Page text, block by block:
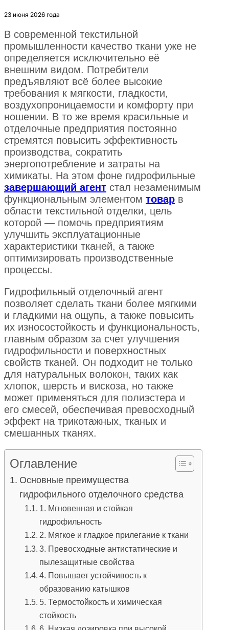
23 июня 2026 года
В современной текстильной
промышленности качество ткани уже не
определяется исключительно её
внешним видом. Потребители
предъявляют всё более высокие
требования к мягкости, гладкости,
воздухопроницаемости и комфорту при
ношении. В то же время красильные и
отделочные предприятия постоянно
стремятся повысить эффективность
производства, сократить
энергопотребление и затраты на
химикаты. На этом фоне гидрофильные
завершающий агент стал незаменимым
функциональным элементом товар в
области текстильной отделки, цель
которой — помочь предприятиям
улучшить эксплуатационные
характеристики тканей, а также
оптимизировать производственные
процессы.
Гидрофильный отделочный агент
позволяет сделать ткани более мягкими
и гладкими на ощупь, а также повысить
их износостойкость и функциональность,
главным образом за счет улучшения
гидрофильности и поверхностных
свойств тканей. Он подходит не только
для натуральных волокон, таких как
хлопок, шерсть и вискоза, но также
может применяться для полиэстера и
его смесей, обеспечивая превосходный
эффект на трикотажных, тканых и
смешанных тканях.
Оглавление
Основные преимущества
гидрофильного отделочного средства
1. Мгновенная и стойкая
гидрофильность
2. Мягкое и гладкое прилегание к ткани
3. Превосходные антистатические и
пылезащитные свойства
4. Повышает устойчивость к
образованию катышков
5. Термостойкость и химическая
стойкость